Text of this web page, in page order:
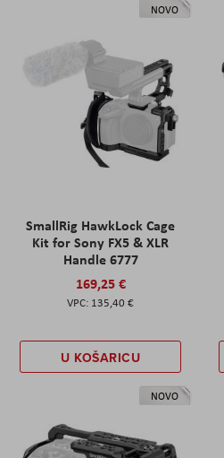
NOVO
SmallRig HawkLock Cage
Kit for Sony FX5 & XLR
Handle 6777
169,25 €
135,40 €
U KOŠARICU
NOVO